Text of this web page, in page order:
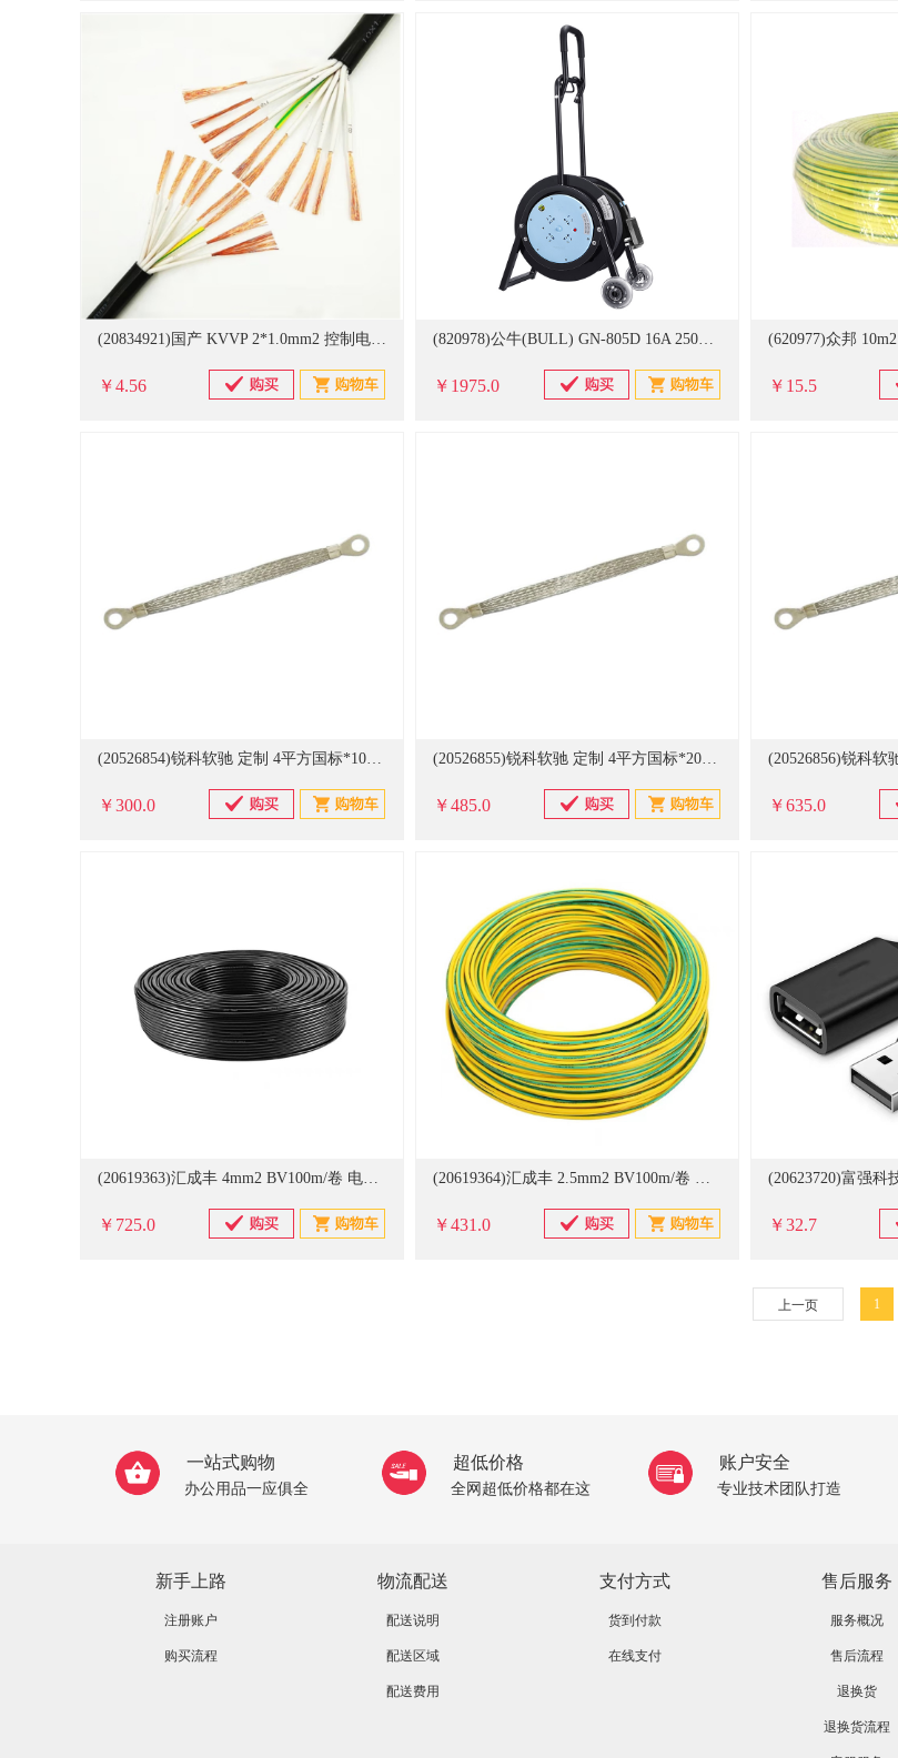
(20834921)国产 KVVP 2*1.0mm2 控制电缆(单位：米)
￥4.56
(820978)公牛(BULL) GN-805D 16A 250V 2.5m㎡50米导线 绕线盘 黑蓝色(单位：个)
￥1975.0 ￥15.5
(20526854)锐科软驰 定制 4平方国标*100mm 100根/包 桥架跨接线(单位：包)
￥300.0
(20526855)锐科软驰 定制 4平方国标*200mm 100根/包 桥架跨接线(单位：包)
￥485.0 ￥635.0
(20619363)汇成丰 4mm2 BV100m/卷 电源线(单位：卷)
￥725.0
(20619364)汇成丰 2.5mm2 BV100m/卷 双色接地线(单位：卷)
￥431.0 ￥32.7
上一页 1
一站式购物
办公用品一应俱全
超低价格
全网超低价格都在这
账户安全
专业技术团队打造
新手上路
注册账户
购买流程
物流配送
配送说明
配送区域
配送费用
支付方式
货到付款
在线支付
售后服务
服务概况
售后流程
退换货
退换货流程